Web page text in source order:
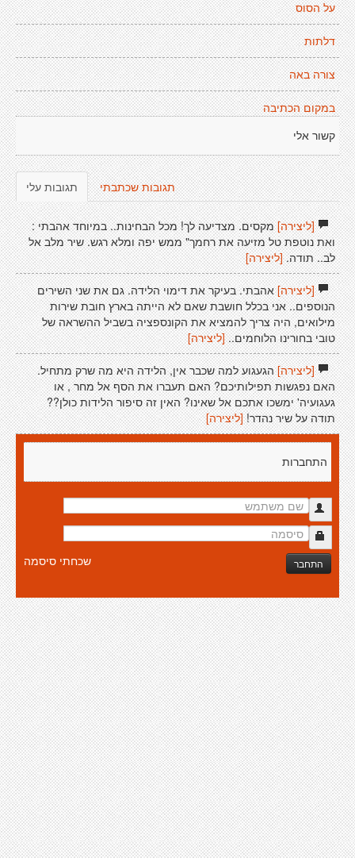
על הסוס
דלתות
צורה באה
במקום הכתיבה
קשור אלי
תגובות עלי תגובות שכתבתי
[ליצירה]מקסים. מצדיעה לך! מכל הבחינות.. במיוחד אהבתי :
ואת נוטפת טל מזיעה את רחמך" ממש יפה ומלא רגש. שיר מלב אל
לב.. תודה.[ליצירה]
[ליצירה]אהבתי. בעיקר את דימוי הלידה. גם את שני השירים
הנוספים.. אני בכלל חושבת שאם לא הייתה בארץ חובת שירות
מילואים, היה צריך להמציא את הקונספציה בשביל ההשראה של
טובי בחורינו הלוחמים.. [ליצירה]
[ליצירה]הגעגוע למה שכבר אין, הלידה היא מה שרק מתחיל.
האם נפגשות תפילותיכם? האם תעברו את הסף אל מחר , או
געגועיה' ימשכו אתכם אל שאינו? האין זה סיפור הלידות כולן??
תודה על שיר נהדר! [ליצירה]
התחברות
התחבר שכחתי סיסמה